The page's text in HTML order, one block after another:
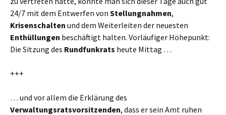
24/7 mit dem Entwerfen von Stellungnahmen,
Krisenschalten und dem Weiterleiten der neuesten
Enthüllungen beschäftigt halten. Vorläufiger Höhepunkt:
Die Sitzung des Rundfunkrats heute Mittag …
+++
… und vor allem die Erklärung des
Verwaltungsratsvorsitzenden, dass er sein Amt ruhen